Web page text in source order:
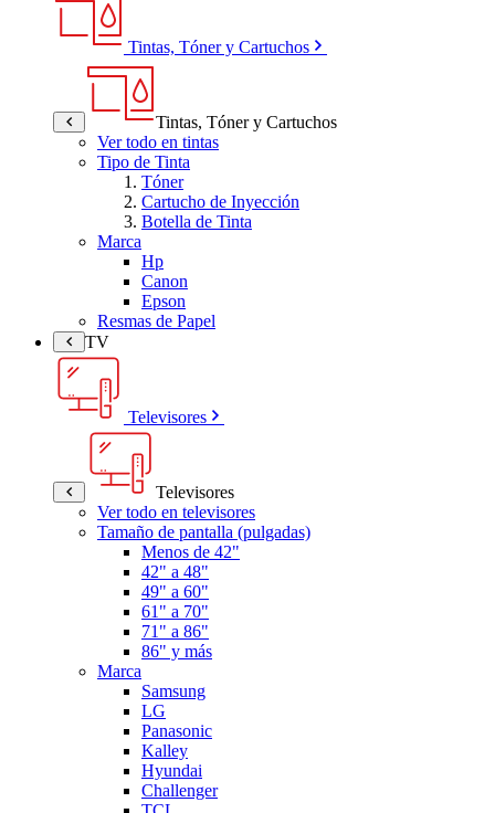
Tintas, Tóner y Cartuchos
Tintas, Tóner y Cartuchos
Ver todo en tintas
Tipo de Tinta
Tóner
Cartucho de Inyección
Botella de Tinta
Marca
Hp
Canon
Epson
Resmas de Papel
TV
Televisores
Televisores
Ver todo en televisores
Tamaño de pantalla (pulgadas)
Menos de 42"
42" a 48"
49" a 60"
61" a 70"
71" a 86"
86" y más
Marca
Samsung
LG
Panasonic
Kalley
Hyundai
Challenger